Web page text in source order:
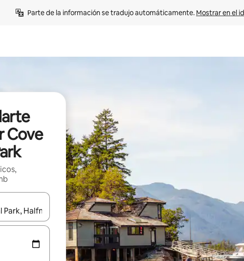
Parte de la información se tradujo automáticamente. Mostrar en el
Cove
navega con las teclas de flecha hacia arriba y hacia abajo o explora con